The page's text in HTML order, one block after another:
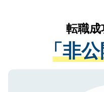
は、個人情報の
管理基準を満た
る、プライバシ
かがいして、現
経験をまじえな
させていただき
ない方には、長
ので、まずはご
転職
「非